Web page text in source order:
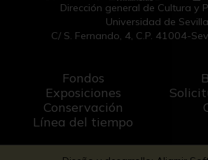
Dirección general de Cultura y
Universidad de Sevilla
C/ S. Fernando, 4, C.P. 41004-
Fondos
Exposiciones
Conservación
Línea del tiempo